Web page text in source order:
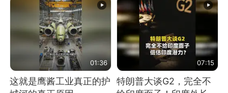
01:36
这就是鹰酱工业真正的护
07:15
特朗普大谈G2，完全不